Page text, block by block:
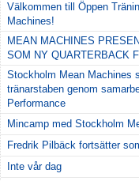
Välkommen till Öppen
Machines!
MEAN MACHINES
SOM NY QUARTERBACK
Stockholm Mean Machines
tränarstaben genom
Performance
Mincamp med Stockholm
Fredrik Pilbäck fortsätter
Inte vår dag